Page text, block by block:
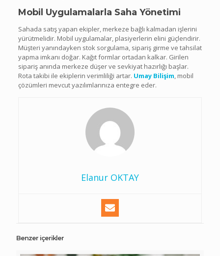
Mobil Uygulamalarla Saha Yönetimi
Sahada satış yapan ekipler, merkeze bağlı kalmadan işlerini
yürütmelidir. Mobil uygulamalar, plasiyerlerin elini güçlendirir.
Müşteri yanındayken stok sorgulama, sipariş girme ve tahsilat
yapma imkanı doğar. Kağıt formlar ortadan kalkar. Girilen
sipariş anında merkeze düşer ve sevkiyat hazırlığı başlar.
Rota takibi ile ekiplerin verimliliği artar. Umay Bilişim, mobil
çözümleri mevcut yazılımlarınıza entegre eder.
Elanur OKTAY
Benzer içerikler